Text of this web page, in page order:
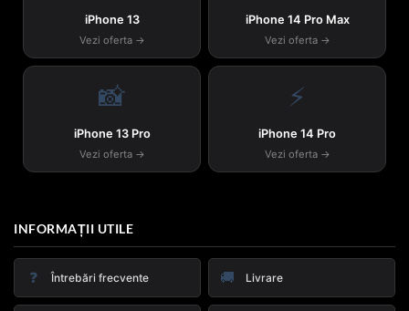
iPhone 13
Vezi oferta →
iPhone 14 Pro Max
Vezi oferta →
📸
iPhone 13 Pro
Vezi oferta →
⚡
iPhone 14 Pro
Vezi oferta →
INFORMAȚII UTILE
❓ Întrebări frecvente 🚚 Livrare